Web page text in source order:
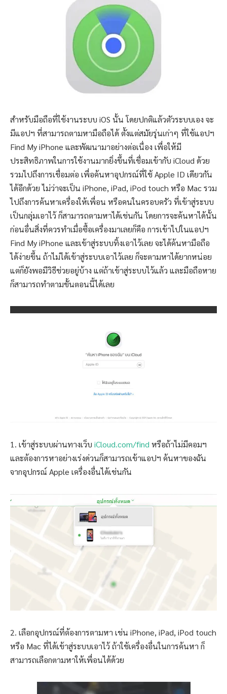
สำหรับมือถือที่ใช้งานระบบ iOS นั้น โดยปกติแล้วตัวระบบเอง จะ
มีแอปฯ ที่สามารถตามหามือถือได้ ตั้งแต่สมัยรุ่นเก่าๆ ที่ใช้แอปฯ
Find My iPhone และพัฒนามาอย่างต่อเนื่อง เพื่อให้มี
ประสิทธิภาพในการใช้งานมากยิ่งขึ้นที่เชื่อมเข้ากับ iCloud ด้วย
รวมไปถึงการเชื่อมต่อ เพื่อค้นหาอุปกรณ์ที่ใช้ Apple ID เดียวกัน
ได้อีกด้วย ไม่ว่าจะเป็น iPhone, iPad, iPod touch หรือ Mac รวม
ไปถึงการค้นหาเครื่องให้เพื่อน หรือคนในครอบครัว ที่เข้าสู่ระบบ
เป็นกลุ่มเอาไว้ ก็สามารถตามหาได้เช่นกัน โดยการจะค้นหาได้นั้น
ก่อนอื่นสิ่งที่ควรทำเมื่อซื้อเครื่องมาเลยก็คือ การเข้าไปในแอปฯ
Find My iPhone และเข้าสู่ระบบทิ้งเอาไว้เลย จะได้ค้นหามือถือ
ได้ง่ายขึ้น ถ้าไม่ได้เข้าสู่ระบบเอาไว้เลย ก็จะตามหาได้ยากหน่อย
แต่ก็ยังพอมีวิธีช่วยอยู่บ้าง แต่ถ้าเข้าสู่ระบบไว้แล้ว และมือถือหาย
ก็สามารถทำตามขั้นตอนนี้ได้เลย
1. เข้าสู่ระบบผ่านทางเว็บ iCloud.com/find หรือถ้าไม่มีคอมฯ
และต้องการหาอย่างเร่งด่วนก็สามารถเข้าแอปฯ ค้นหาของฉัน
จากอุปกรณ์ Apple เครื่องอื่นได้เช่นกัน
2. เลือกอุปกรณ์ที่ต้องการตามหา เช่น iPhone, iPad, iPod touch
หรือ Mac ที่ได้เข้าสู่ระบบเอาไว้ ถ้าใช้เครื่องอื่นในการค้นหา ก็
สามารถเลือกตามหาให้เพื่อนได้ด้วย